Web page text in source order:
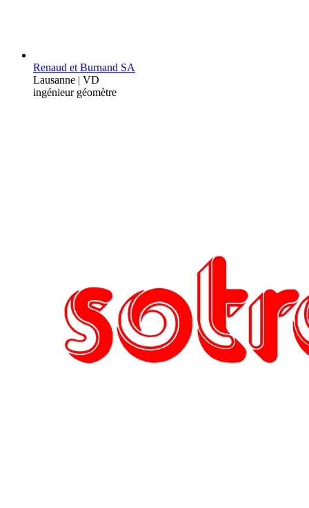
Renaud et Burnand SA
Lausanne | VD
ingénieur géomètre